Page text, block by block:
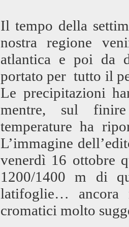
Il tempo della
nostra regione
atlantica e poi da
portato per tutto il
Le precipitazioni
mentre, sul finire
temperature ha
L’immagine
venerdì 16 ottobre
1200/1400 m di
latifoglie… ancora
cromatici molto